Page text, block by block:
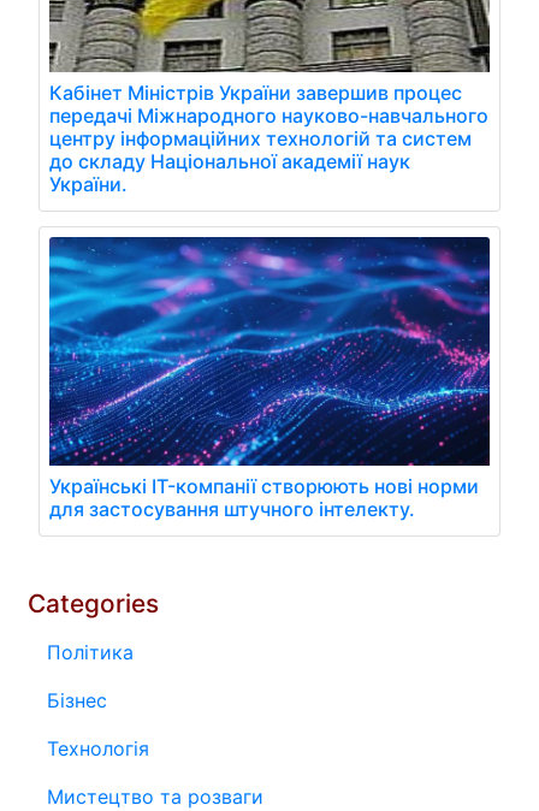
Кабінет Міністрів України завершив процес
передачі Міжнародного науково-навчального
центру інформаційних технологій та систем
до складу Національної академії наук
України.
Українські IT-компанії створюють нові норми
для застосування штучного інтелекту.
Categories
Політика
Бізнес
Технологія
Мистецтво та розваги